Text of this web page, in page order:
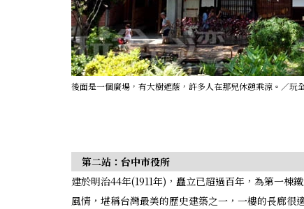
後面是一個廣場，有大樹遮蔭，許多人在那兒休憩乘涼。／玩
第二站：台中市役所
建於明治44年(1911年)，矗立已超過百年，為第一棟
風情，堪稱台灣最美的歷史建築之一，一樓的長廊